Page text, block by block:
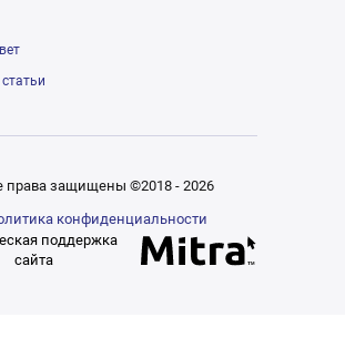
права защищены ©2018 - 2026
конфиденциальности
поддержка
сайта